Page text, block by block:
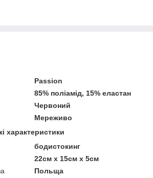
Passion
85% поліамід, 15% еластан
Червоний
Мереживо
характеристики
бодистокинг
22см х 15см х 5см
Польща